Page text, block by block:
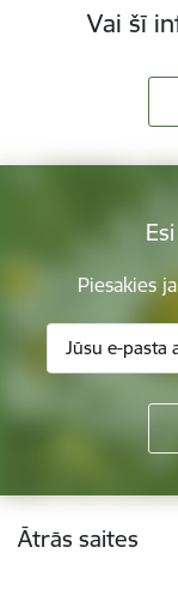
Vai šī
Piesakies
Kājene
Ātrās saites